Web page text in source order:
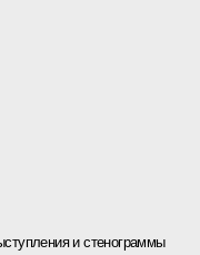
и стенограммы